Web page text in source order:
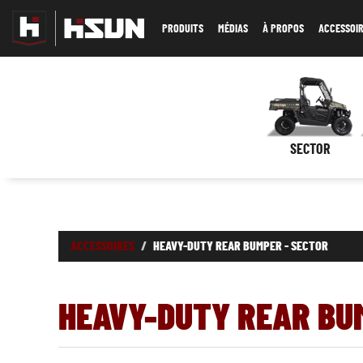
PRODUITS MÉDIAS À PROPOS
SECTOR
ACCESSOIRES HEAVY-DUTY REAR BUMPER - SECTOR
HEAVY-DUTY REAR